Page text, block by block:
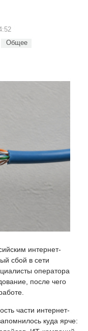
Общее
интернет-
сбой в сети
оператора
после чего
части интернет-
куда ярче: